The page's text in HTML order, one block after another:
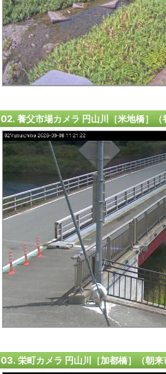
02. 養父市場カメラ 円山川［米地橋］（
03. 栄町カメラ 円山川［加都橋］（朝来